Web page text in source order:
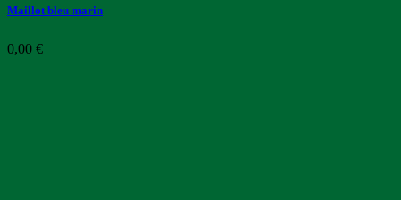
Maillot bleu marin
0,00 €